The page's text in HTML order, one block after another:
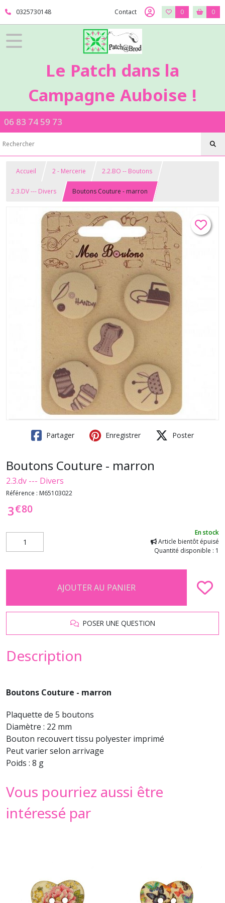
0325730148 Contact 0 0
Le Patch dans la
Campagne Auboise !
06 83 74 59 73
Accueil 2 - Mercerie 2.2.BO -- Boutons
2.3.DV --- Divers Boutons Couture - marron
Partager Enregistrer Poster
Boutons Couture - marron
2.3.dv --- Divers
Référence : M65103022
3€80
En stock
Article bientôt épuisé
Quantité disponible : 1
AJOUTER AU PANIER
POSER UNE QUESTION
Description
Boutons Couture - marron
Plaquette de 5 boutons
Diamètre : 22 mm
Bouton recouvert tissu polyester imprimé
Peut varier selon arrivage
Poids : 8 g
Vous pourriez aussi être
intéressé par